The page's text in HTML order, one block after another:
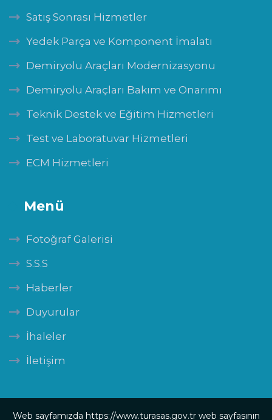
Satış Sonrası Hizmetler
Yedek Parça ve Komponent İmalatı
Demiryolu Araçları Modernizasyonu
Demiryolu Araçları Bakım ve Onarımı
Teknik Destek ve Eğitim Hizmetleri
Test ve Laboratuvar Hizmetleri
ECM Hizmetleri
Menü
Fotoğraf Galerisi
S.S.S
Haberler
Duyurular
İhaleler
İletişim
Web sayfamızda https://www.turasas.gov.tr web sayfasının